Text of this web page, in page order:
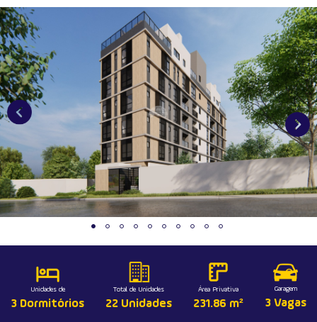
Unidades de
3 Dormitórios
Total de Unidades
22 Unidades
Área Privativa
231.86 m²
Garagem
3 Vagas